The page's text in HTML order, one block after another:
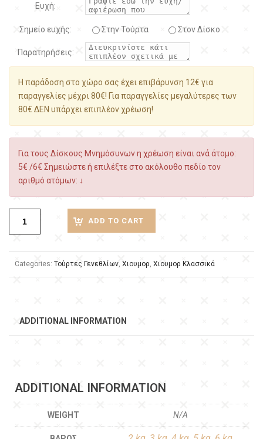
Ευχή:
Σημείο ευχής: Στην Τούρτα Στον Δίσκο
Παρατηρήσεις:
Η παράδοση στο χώρο σας έχει επιβάρυνση 12€ για
παραγγελίες μέχρι 80€! Για παραγγελίες μεγαλύτερες των
80€ ΔΕΝ υπάρχει επιπλέον χρέωση!
Για τους Δίσκους Μνημόσυνων η χρέωση είναι ανά άτομο:
5€ /6€ Σημειώστε ή επιλέξτε στο ακόλουθο πεδίο τον
αριθμό ατόμων: ↓
ADD TO CART
Categories: Τούρτες Γενεθλίων, Χιουμορ, Χιουμορ Κλασσικά
ADDITIONAL INFORMATION
ADDITIONAL INFORMATION
WEIGHT N/A